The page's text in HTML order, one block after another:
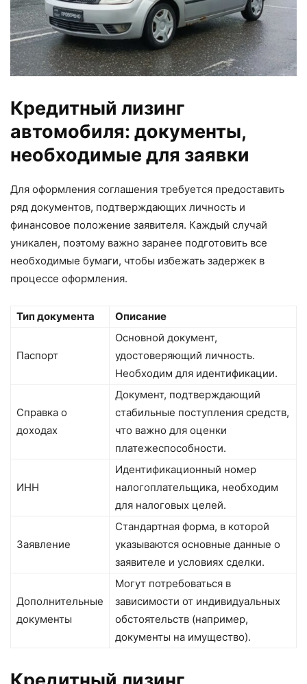
Кредитный лизинг
автомобиля: документы,
необходимые для заявки
Для оформления соглашения требуется предоставить
ряд документов, подтверждающих личность и
финансовое положение заявителя. Каждый случай
уникален, поэтому важно заранее подготовить все
необходимые бумаги, чтобы избежать задержек в
процессе оформления.
Тип документа Описание
Паспорт
Основной документ,
удостоверяющий личность.
Необходим для идентификации.
Справка о
доходах
Документ, подтверждающий
стабильные поступления средств,
что важно для оценки
платежеспособности.
ИНН
Идентификационный номер
налогоплательщика, необходим
для налоговых целей.
Заявление
Стандартная форма, в которой
указываются основные данные о
заявителе и условиях сделки.
Дополнительные
документы
Могут потребоваться в
зависимости от индивидуальных
обстоятельств (например,
документы на имущество).